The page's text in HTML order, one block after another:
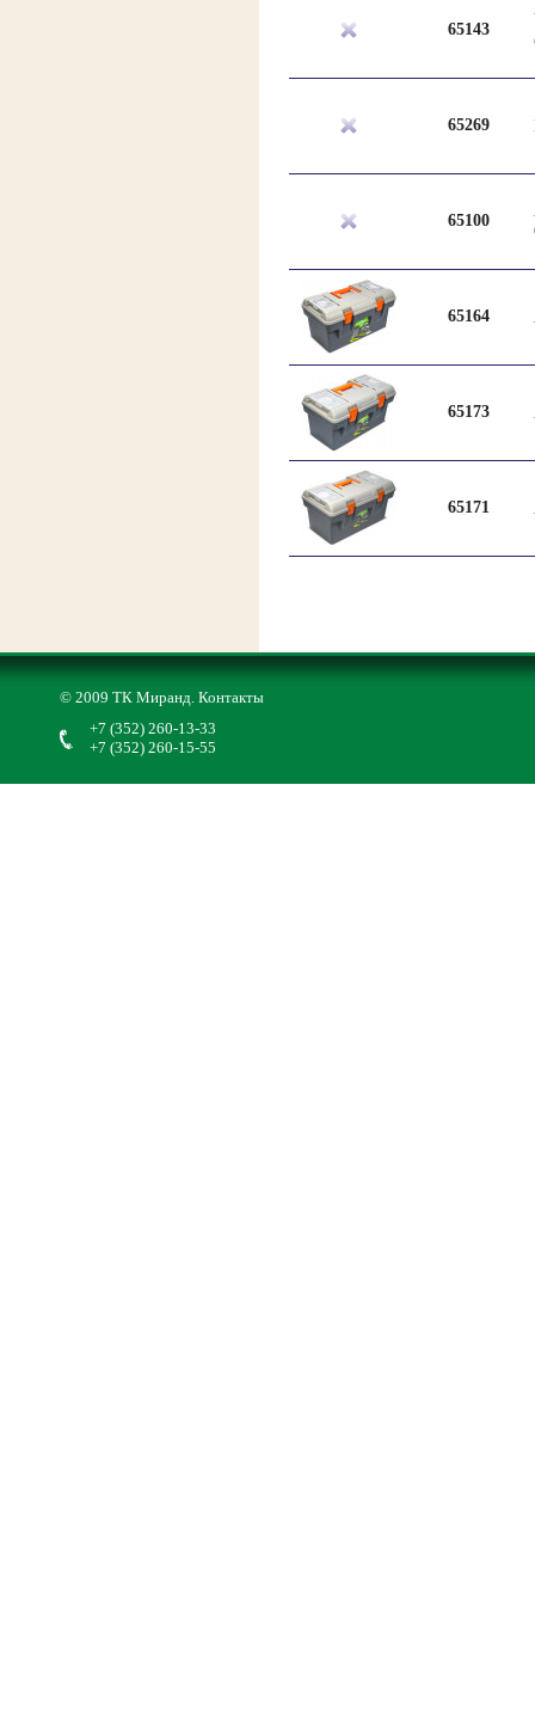
65143
65269
65100
65164
65173
65171
© 2009 ТК Миранд. Контакты
+7 (352) 260-13-33
+7 (352) 260-15-55